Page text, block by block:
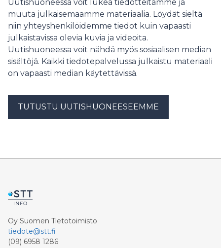
Uutishuoneessa voit lukea tiedotteitamme ja
muuta julkaisemaamme materiaalia. Löydät sieltä
niin yhteyshenkilöidemme tiedot kuin vapaasti
julkaistavissa olevia kuvia ja videoita.
Uutishuoneessa voit nähdä myös sosiaalisen median
sisältöjä. Kaikki tiedotepalvelussa julkaistu materiaali
on vapaasti median käytettävissä.
TUTUSTU UUTISHUONEESEEMME
Oy Suomen Tietotoimisto
tiedote@stt.fi
(09) 6958 1286